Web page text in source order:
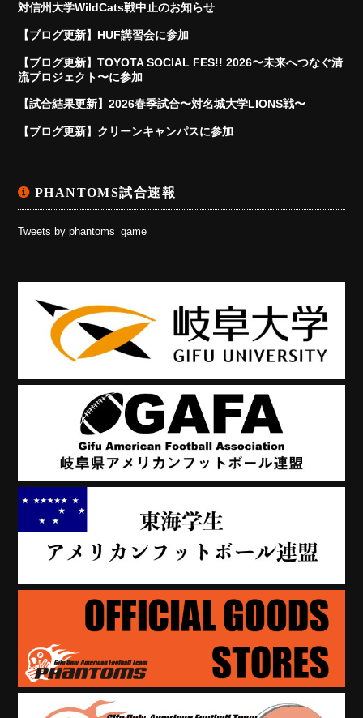
対信州大学WildCats戦中止のお知らせ
【ブログ更新】HUF講習会に参加
【ブログ更新】TOYOTA SOCIAL FES!! 2026〜未来へつなぐ清
流プロジェクト〜に参加
【試合結果更新】2026春季試合〜対名城大学LIONS戦〜
【ブログ更新】クリーンキャンパスに参加
PHANTOMS試合速報
Tweets by phantoms_game